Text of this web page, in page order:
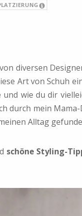
diversen
Art von Schuh
und wie du dir
durch mein
Alltag
schöne Styling-